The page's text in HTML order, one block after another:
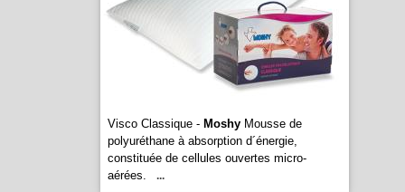
Visco Classique - MoshyMousse de
polyuréthane à absorption d´énergie,
constituée de cellules ouvertes micro-
aérées.
...